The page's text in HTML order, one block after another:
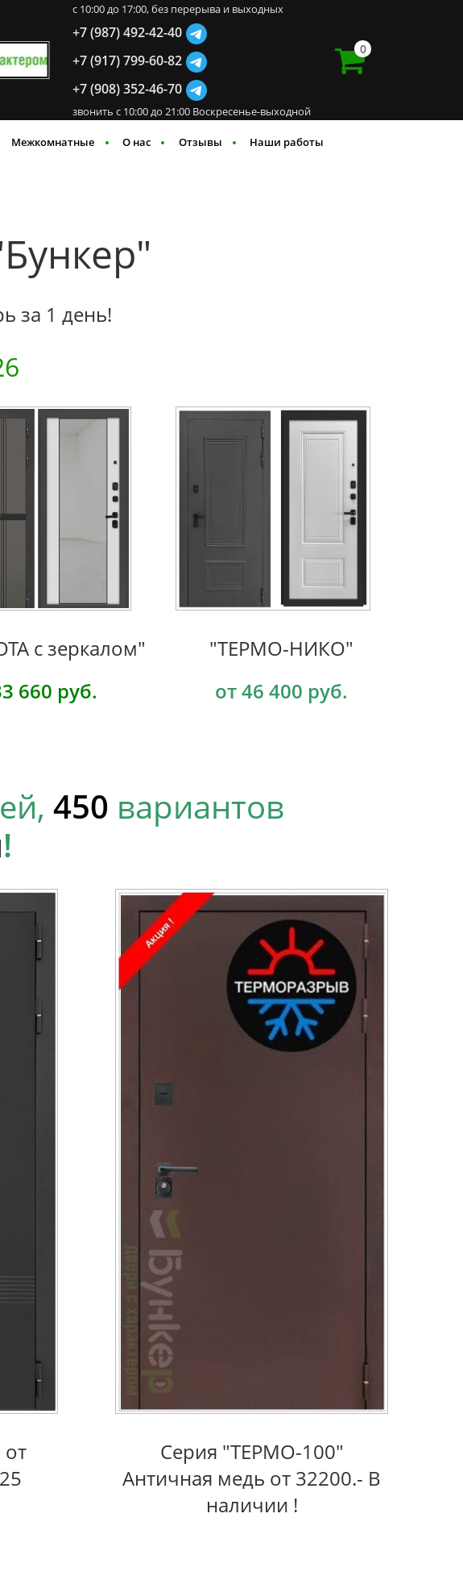
c 10:00 до 17:00, без перерыва и выходных
+7 (987) 492-42-40
+7 (917) 799-60-82
+7 (908) 352-46-70
звонить с 10:00 до 21:00 Воскресенье-выходной
0
Межкомнатные О нас Отзывы Наши работы
за 1 день!
с зеркалом"
660 руб.
"ТЕРМО-НИКО"
от 46 400 руб.
450 вариантов
!
Серия "ТЕРМО-100"
Античная медь от 32200.- В
наличии !